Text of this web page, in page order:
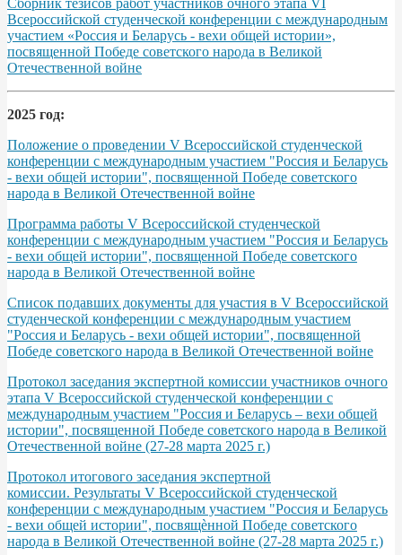
Всероссийской студенческой конференции с международным
участием «Россия и Беларусь - вехи общей истории»,
посвященной Победе советского народа в Великой
Отечественной войне
2025 год:
Положение о проведении V Всероссийской студенческой
конференции с международным участием "Россия и Беларусь
- вехи общей истории", посвященной Победе советского
народа в Великой Отечественной войне
Программа работы V Всероссийской студенческой
конференции с международным участием "Россия и Беларусь
- вехи общей истории", посвященной Победе советского
народа в Великой Отечественной войне
Список подавших документы для участия в V Всероссийской
студенческой конференции с международным участием
"Россия и Беларусь - вехи общей истории", посвященной
Победе советского народа в Великой Отечественной войне
Протокол заседания экспертной комиссии участников очного
этапа V Всероссийской студенческой конференции с
международным участием "Россия и Беларусь – вехи общей
истории", посвященной Победе советского народа в Великой
Отечественной войне (27-28 марта 2025 г.)
Протокол итогового заседания экспертной
комиссии. Результаты V Всероссийской студенческой
конференции с международным участием "Россия и Беларусь
- вехи общей истории", посвящѐнной Победе советского
народа в Великой Отечественной войне (27-28 марта 2025 г.)